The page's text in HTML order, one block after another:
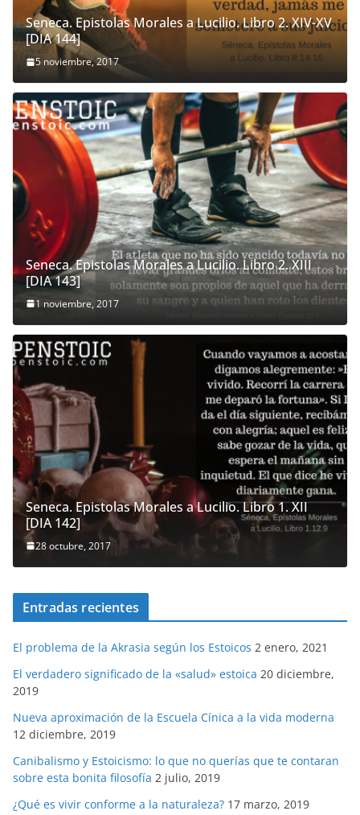
Seneca. Epistolas Morales a Lucilio. Libro 2. XIV-XV
[DIA 144]
5 noviembre, 2017
Seneca. Epistolas Morales a Lucilio. Libro 2. XIII
[DIA 143]
1 noviembre, 2017
Seneca. Epistolas Morales a Lucilio. Libro 1. XII
[DIA 142]
28 octubre, 2017
Entradas recientes
El problema de la Akrasia según los Estoicos 2 enero, 2021
El verdadero significado de la «salud» estoica 20 diciembre,
2019
Nueva aproximación de la Escuela Cínica a la vida moderna
12 diciembre, 2019
Canibalismo y Estoicismo: lo que no querías que te contaran
sobre esta bonita filosofía 2 julio, 2019
¿Qué es vivir conforme a la naturaleza? 17 marzo, 2019